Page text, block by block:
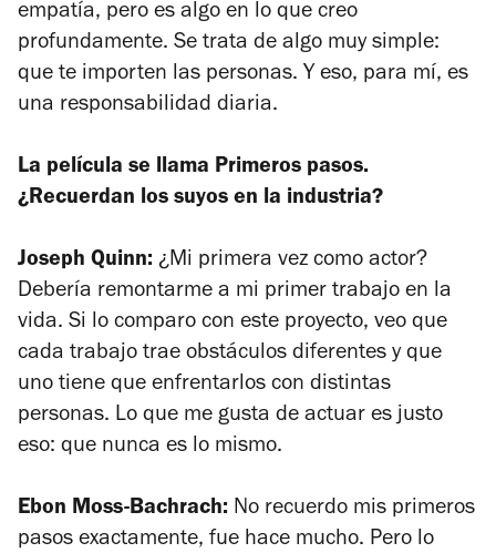
empatía, pero es algo en lo que creo
profundamente. Se trata de algo muy simple:
que te importen las personas. Y eso, para mí, es
una responsabilidad diaria.
La película se llama Primeros pasos.
¿Recuerdan los suyos en la industria?
Joseph Quinn: ¿Mi primera vez como actor?
Debería remontarme a mi primer trabajo en la
vida. Si lo comparo con este proyecto, veo que
cada trabajo trae obstáculos diferentes y que
uno tiene que enfrentarlos con distintas
personas. Lo que me gusta de actuar es justo
eso: que nunca es lo mismo.
Ebon Moss-Bachrach: No recuerdo mis primeros
pasos exactamente, fue hace mucho. Pero lo